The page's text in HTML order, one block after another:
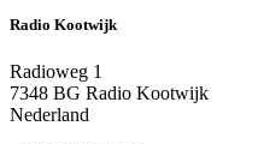
Radio Kootwijk
Radioweg 1
7348 BG Radio Kootwijk
Nederland